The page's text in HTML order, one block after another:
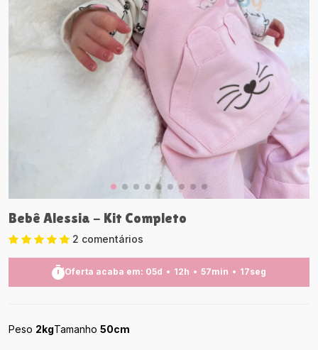
Bebê Alessia - Kit Completo
2 comentários
Oferta acaba em: 05d 12h 57min 16seg
Peso 2kgTamanho 50cm